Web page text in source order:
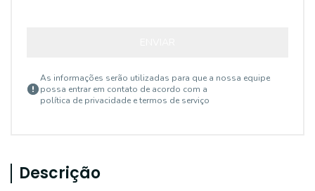
As informações serão utilizadas para que a nossa equipe
possa entrar em contato de acordo com a
política de privacidade e termos de serviço
Descrição